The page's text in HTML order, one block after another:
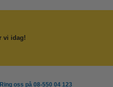
vi idag!
oss på 08-550 04 123